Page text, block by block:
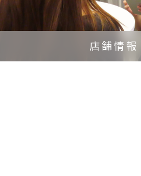
店舗情報